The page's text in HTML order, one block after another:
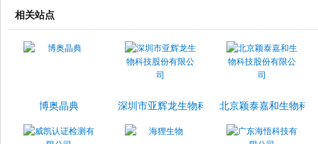
相关站点
博奥晶典 深圳市亚辉龙生物科技股份有限公司
北京颖泰嘉和生物科